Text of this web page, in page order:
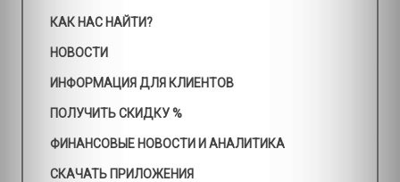
КАК НАС НАЙТИ?
НОВОСТИ
ИНФОРМАЦИЯ ДЛЯ КЛИЕНТОВ
ПОЛУЧИТЬ СКИДКУ %
ФИНАНСОВЫЕ НОВОСТИ И АНАЛИТИКА
СКАЧАТЬ ПРИЛОЖЕНИЯ